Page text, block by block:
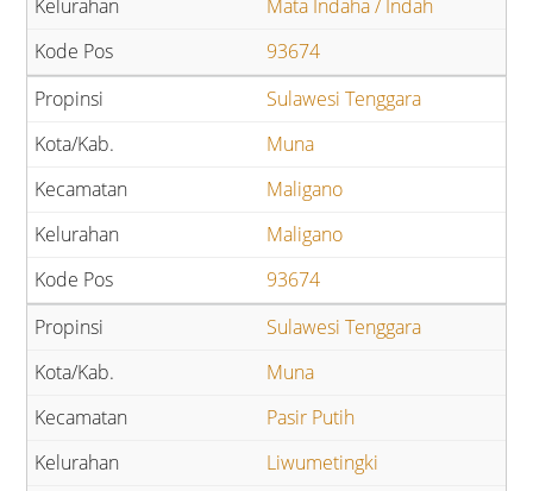
Mata Indaha / Indah
93674
Sulawesi Tenggara
Muna
Maligano
Maligano
93674
Sulawesi Tenggara
Muna
Pasir Putih
Liwumetingki